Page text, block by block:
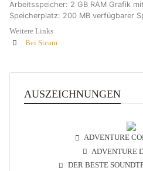
Arbeitsspeicher: 2 GB RAM Grafik
Speicherplatz: 200 MB verfügbarer
Weitere Links
Bei Steam
AUSZEICHNUNGEN
ADVENTURE
ADVENTURE
DER BESTE